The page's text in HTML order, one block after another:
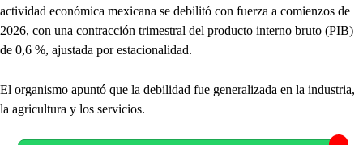
actividad económica mexicana se debilitó con fuerza a comienzos de
2026, con una contracción trimestral del producto interno bruto (PIB)
de 0,6 %, ajustada por estacionalidad.
El organismo apuntó que la debilidad fue generalizada en la industria,
la agricultura y los servicios.